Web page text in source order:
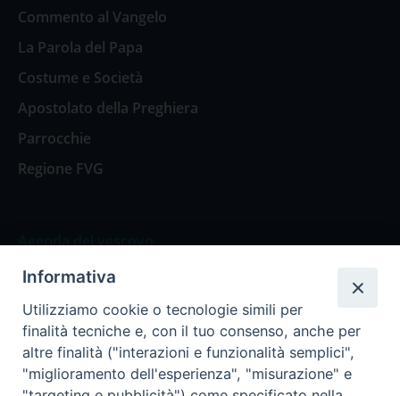
Commento al Vangelo
La Parola del Papa
Costume e Società
Apostolato della Preghiera
Parrocchie
Regione FVG
Agenda del vescovo
Agenda del vescovo
Privacy Policy Trasparenza
Informativa
Utilizziamo cookie o tecnologie simili per
finalità tecniche e, con il tuo consenso, anche per
altre finalità ("interazioni e funzionalità semplici",
"miglioramento dell'esperienza", "misurazione" e